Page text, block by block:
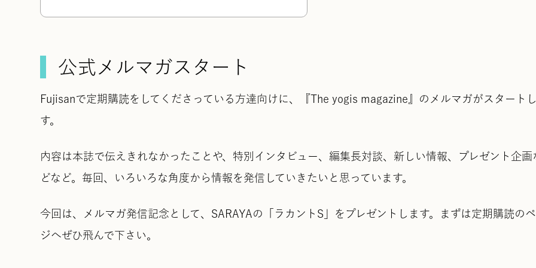
公式メルマガスタート
Fujisanで定期購読をしてくださっている方達向けに、『The yogis magazine』のメルマガがスタート
す。
内容は本誌で伝えきれなかったことや、特別インタビュー、編集長対談、新しい情報、プレゼント企画
どなど。毎回、いろいろな角度から情報を発信していきたいと思っています。
今回は、メルマガ発信記念として、SARAYAの「ラカントS」をプレゼントします。まずは定期購読の
ジへぜひ飛んで下さい。